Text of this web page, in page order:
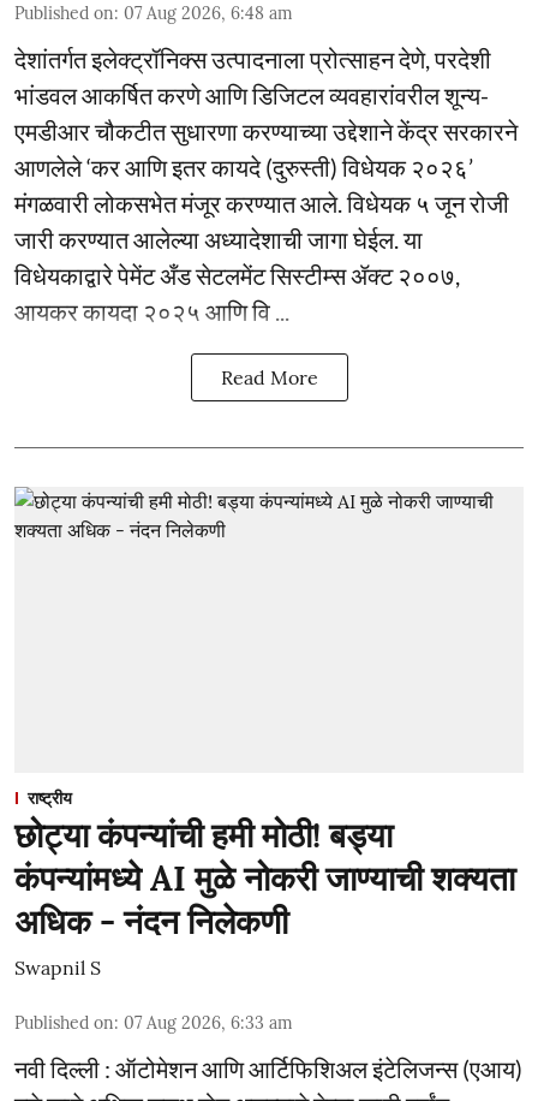
Published on: 07 Aug 2026, 6:48 am
देशांतर्गत इलेक्ट्रॉनिक्स उत्पादनाला प्रोत्साहन देणे, परदेशी
भांडवल आकर्षित करणे आणि डिजिटल व्यवहारांवरील शून्य-
एमडीआर चौकटीत सुधारणा करण्याच्या उद्देशाने केंद्र सरकारने
आणलेले ‘कर आणि इतर कायदे (दुरुस्ती) विधेयक २०२६’
मंगळवारी लोकसभेत मंजूर करण्यात आले. विधेयक ५ जून रोजी
जारी करण्यात आलेल्या अध्यादेशाची जागा घेईल. या
विधेयकाद्वारे पेमेंट अँड सेटलमेंट सिस्टीम्स ॲक्ट २००७,
आयकर कायदा २०२५ आणि वि ...
Read More
राष्ट्रीय
छोट्या कंपन्यांची हमी मोठी! बड्या
कंपन्यांमध्ये AI मुळे नोकरी जाण्याची शक्यता
अधिक - नंदन निलेकणी
Swapnil S
Published on: 07 Aug 2026, 6:33 am
नवी दिल्ली : ऑटोमेशन आणि आर्टिफिशिअल इंटेलिजन्स (एआय)